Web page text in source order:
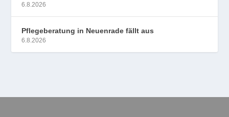
6.8.2026
Pflegeberatung in Neuenrade fällt aus
6.8.2026